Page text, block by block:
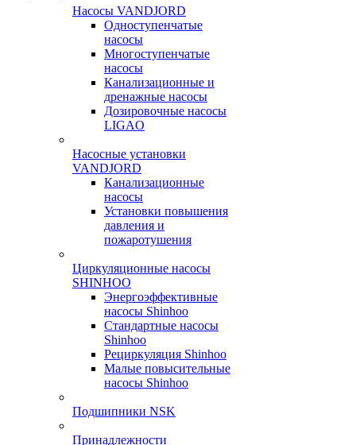
Насосы VANDJORD
Одноступенчатые
насосы
Многоступенчатые
насосы
Канализационные и
дренажные насосы
Дозировочные насосы
LIGAO
Насосные установки
VANDJORD
Канализационные
насосы
Установки повышения
давления и
пожаротушения
Циркуляционные насосы
SHINHOO
Энергоэффективные
насосы Shinhoo
Стандартные насосы
Shinhoo
Рециркуляция Shinhoo
Малые повысительные
насосы Shinhoo
Подшипники NSK
Принадлежности